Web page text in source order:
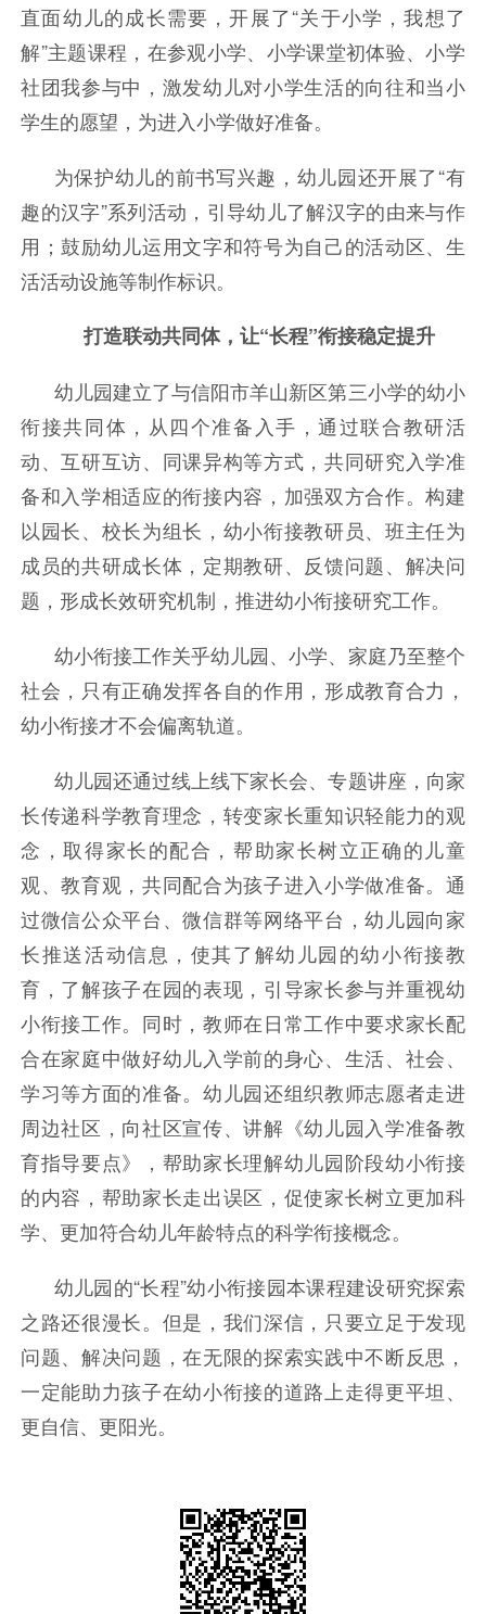
直面幼儿的成长需要，开展了“关于小学，我想了
解”主题课程，在参观小学、小学课堂初体验、小学
社团我参与中，激发幼儿对小学生活的向往和当小
学生的愿望，为进入小学做好准备。
为保护幼儿的前书写兴趣，幼儿园还开展了“有
趣的汉字”系列活动，引导幼儿了解汉字的由来与作
用；鼓励幼儿运用文字和符号为自己的活动区、生
活活动设施等制作标识。
打造联动共同体，让“长程”衔接稳定提升
幼儿园建立了与信阳市羊山新区第三小学的幼小
衔接共同体，从四个准备入手，通过联合教研活
动、互研互访、同课异构等方式，共同研究入学准
备和入学相适应的衔接内容，加强双方合作。构建
以园长、校长为组长，幼小衔接教研员、班主任为
成员的共研成长体，定期教研、反馈问题、解决问
题，形成长效研究机制，推进幼小衔接研究工作。
幼小衔接工作关乎幼儿园、小学、家庭乃至整个
社会，只有正确发挥各自的作用，形成教育合力，
幼小衔接才不会偏离轨道。
幼儿园还通过线上线下家长会、专题讲座，向家
长传递科学教育理念，转变家长重知识轻能力的观
念，取得家长的配合，帮助家长树立正确的儿童
观、教育观，共同配合为孩子进入小学做准备。 通
过微信公众平台、微信群等网络平台，幼儿园向家
长推送活动信息，使其了解幼儿园的幼小衔接教
育，了解孩子在园的表现，引导家长参与并重视幼
小衔接工作。 同时，教师在日常工作中要求家长配
合在家庭中做好幼儿入学前的身心、生活、社会、
学习等方面的准备。幼儿园还组织教师志愿者走进
周边社区，向社区宣传、讲解《幼儿园入学准备教
育指导要点》，帮助家长理解幼儿园阶段幼小衔接
的内容，帮助家长走出误区，促使家长树立更加科
学、更加符合幼儿年龄特点的科学衔接概念。
幼儿园的“长程”幼小衔接园本课程建设研究探索
之路还很漫长。但是，我们深信，只要立足于发现
问题、解决问题，在无限的探索实践中不断反思，
一定能助力孩子在幼小衔接的道路上走得更平坦、
更自信、更阳光。